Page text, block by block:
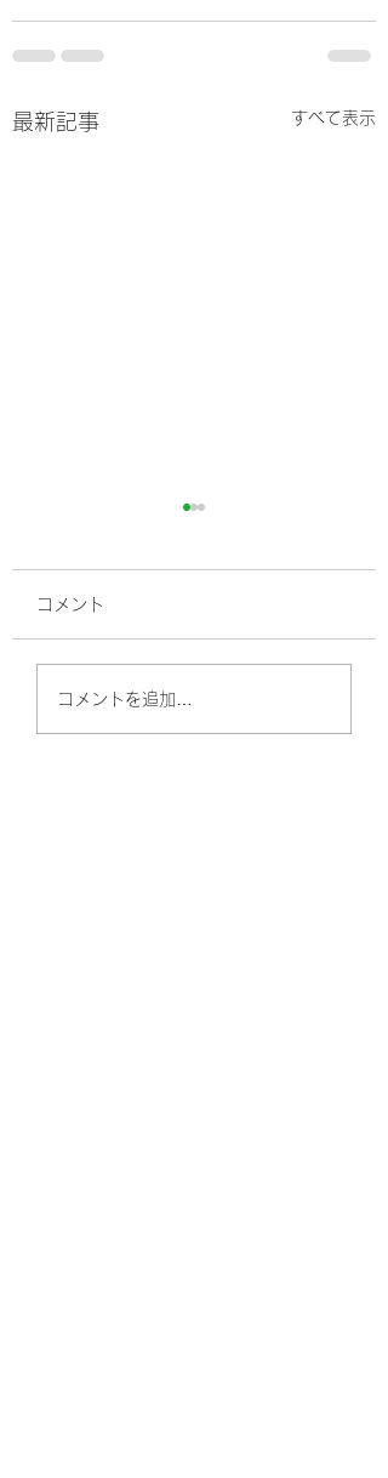
最新記事 すべて表示
病気になってしまった
ら
コメント
コメントを追加…